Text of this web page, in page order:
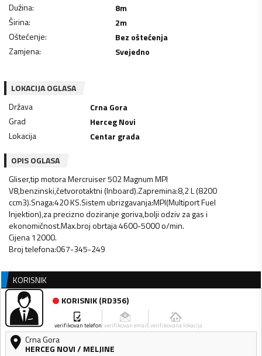
Dužina: 8m
Širina: 2m
Oštećenje:
Bez oštećenja
Zamjena: Svejedno
LOKACIJA OGLASA
Država
Crna Gora
Grad
Herceg Novi
Lokacija
Centar grada
OPIS OGLASA
Gliser,tip motora Mercruiser 502 Magnum MPI
V8,benzinski,četvorotaktni (Inboard).Zapremina:8,2 L (8200
ccm3).Snaga:420 KS.Sistem ubrizgavanja:MPI(Multiport Fuel
Injektion),za precizno doziranje goriva,bolji odziv za gas i
ekonomičnost.Max.broj obrtaja 4600-5000 o/min.
Cijena 12000.
Broj telefona:067-345-249
KORISNIK
KORISNIK(RD356)
verifikovan telefon verifikovan email verifikovana lokacija
Crna Gora
HERCEG NOVI/ MELJINE